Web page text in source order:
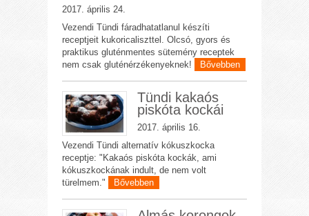
2017. április 24.
Vezendi Tündi fáradhatatlanul készíti
receptjeit kukoricaliszttel. Olcsó, gyors és
praktikus gluténmentes sütemény receptek
nem csak gluténérzékenyeknek!
Bővebben
Tündi kakaós
piskóta kockái
2017. április 16.
Vezendi Tündi alternatív kókuszkocka
receptje: "Kakaós piskóta kockák, ami
kókuszkockának indult, de nem volt
türelmem."
Bővebben